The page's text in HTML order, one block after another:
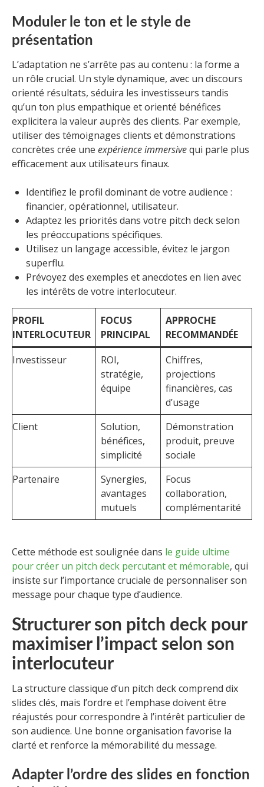
Moduler le ton et le style de
présentation
L’adaptation ne s’arrête pas au contenu : la forme a
un rôle crucial. Un style dynamique, avec un discours
orienté résultats, séduira les investisseurs tandis
qu’un ton plus empathique et orienté bénéfices
explicitera la valeur auprès des clients. Par exemple,
utiliser des témoignages clients et démonstrations
concrètes crée une expérience immersivequi parle plus
efficacement aux utilisateurs finaux.
Identifiez le profil dominant de votre audience :
financier, opérationnel, utilisateur.
Adaptez les priorités dans votre pitch deck selon
les préoccupations spécifiques.
Utilisez un langage accessible, évitez le jargon
superflu.
Prévoyez des exemples et anecdotes en lien avec
les intérêts de votre interlocuteur.
PROFIL
INTERLOCUTEUR
FOCUS
PRINCIPAL
APPROCHE
RECOMMANDÉE
Investisseur
ROI,
stratégie,
équipe
Chiffres,
projections
financières, cas
d’usage
Client
Solution,
bénéfices,
simplicité
Démonstration
produit, preuve
sociale
Partenaire
Synergies,
avantages
mutuels
Focus
collaboration,
complémentarité
Cette méthode est soulignée dans le guide ultime
pour créer un pitch deck percutant et mémorable, qui
insiste sur l’importance cruciale de personnaliser son
message pour chaque type d’audience.
Structurer son pitch deck pour
maximiser l’impact selon son
interlocuteur
La structure classique d’un pitch deck comprend dix
slides clés, mais l’ordre et l’emphase doivent être
réajustés pour correspondre à l’intérêt particulier de
son audience. Une bonne organisation favorise la
clarté et renforce la mémorabilité du message.
Adapter l’ordre des slides en fonction